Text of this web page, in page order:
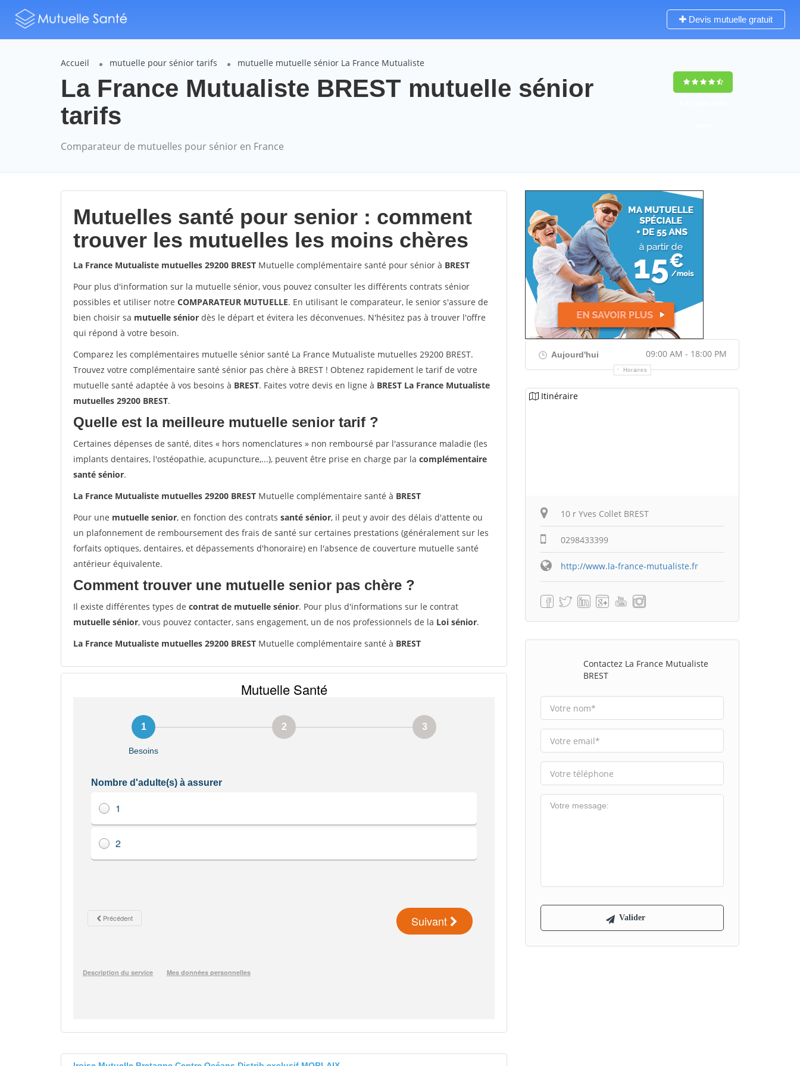
Devis mutuelle gratuit
Accueil mutuelle pour sénior tarifs mutuelle mutuelle sénior La France Mutualiste
La France Mutualiste BREST mutuelle sénior
tarifs
Comparateur de mutuelles pour sénior en France
Mutuelles santé pour senior : comment
trouver les mutuelles les moins chères
La France Mutualiste mutuelles 29200 BREST Mutuelle complémentaire santé pour sénior à BREST
Pour plus d'information sur la mutuelle sénior, vous pouvez consulter les différents contrats sénior
possibles et utiliser notre COMPARATEUR MUTUELLE. En utilisant le comparateur, le senior s'assure de
bien choisir sa mutuelle sénior dès le départ et évitera les déconvenues. N'hésitez pas à trouver l'offre
qui répond à votre besoin.
Comparez les complémentaires mutuelle sénior santé La France Mutualiste mutuelles 29200 BREST.
Trouvez votre complémentaire santé sénior pas chère à BREST ! Obtenez rapidement le tarif de votre
mutuelle santé adaptée à vos besoins à BREST. Faites votre devis en ligne à BREST La France Mutualiste
mutuelles 29200 BREST.
Quelle est la meilleure mutuelle senior tarif ?
Certaines dépenses de santé, dites « hors nomenclatures » non remboursé par l'assurance maladie (les
implants dentaires, l'ostéopathie, acupuncture,...), peuvent être prise en charge par la complémentaire
santé sénior.
La France Mutualiste mutuelles 29200 BREST Mutuelle complémentaire santé à BREST
Pour une mutuelle senior, en fonction des contrats santé sénior, il peut y avoir des délais d'attente ou
un plafonnement de remboursement des frais de santé sur certaines prestations (généralement sur les
forfaits optiques, dentaires, et dépassements d'honoraire) en l'absence de couverture mutuelle santé
antérieur équivalente.
Comment trouver une mutuelle senior pas chère ?
Il existe différentes types de contrat de mutuelle sénior. Pour plus d'informations sur le contrat
mutuelle sénior, vous pouvez contacter, sans engagement, un de nos professionnels de la Loi sénior.
La France Mutualiste mutuelles 29200 BREST Mutuelle complémentaire santé à BREST
Aujourd'hui 09:00 AM - 18:00 PM
Horaires
Itinéraire
10 r Yves Collet BREST
0298433399
http://www.la-france-mutualiste.fr
Contactez La France Mutualiste
BREST